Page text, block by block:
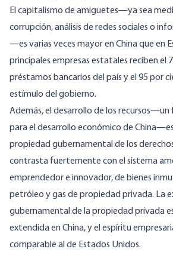
El capitalismo de amiguetes—ya sea
corrupción, análisis de redes sociales o
—es varias veces mayor en China que en
principales empresas estatales reciben el
préstamos bancarios del país y el 95 por
estímulo del gobierno.
Además, el desarrollo de los
para el desarrollo económico de
propiedad gubernamental de los
contrasta fuertemente con el sistema
emprendedor e innovador, de bienes
petróleo y gas de propiedad privada. La
gubernamental de la propiedad privada
extendida en China, y el espíritu
comparable al de Estados Unidos.